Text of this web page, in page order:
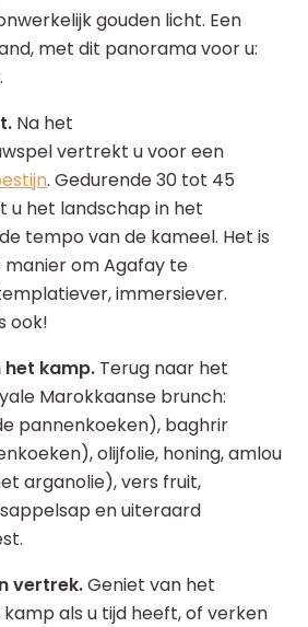
gouden licht. Een
met dit panorama voor u:
Na het
vertrekt u voor een
. Gedurende 30 tot 45
u het landschap in het
tempo van de kameel. Het is
om Agafay te
immersiever.
ook!
het kamp. Terug naar het
Marokkaanse brunch:
pannenkoeken), baghrir
olijfolie, honing, amlou
arganolie), vers fruit,
en uiteraard
vertrek.Geniet van het
als u tijd heeft, of verken